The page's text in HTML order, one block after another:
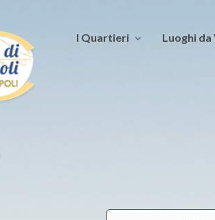
I Quartieri Luoghi